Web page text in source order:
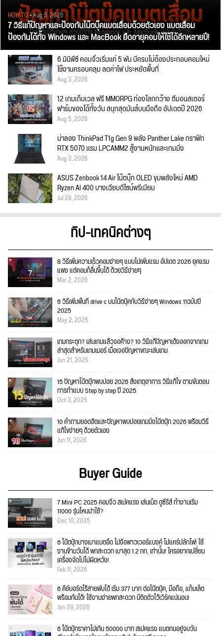
HOW TO• Aug 5, 2026
7 วิธีแก้ปัญหาและป้องกันโน๊ตบุ๊คแบตเสื่อมด้วยตัวเอง แบตเสื่อม
ป้องกันได้ทั้ง Windows และ MacBook ยืดอายุคอมให้ใช้ได้อีกหลายปี!
6 มินิพีซี คอมจิ๋วเริ่มแค่ 5 พัน มีครบไม่ต้องประกอบคอมใหม่
ใช้งานครอบคลุม ลดค่าไฟ ประหยัดพื้นที่
Aug 3, 2026
12 เกมเก็บเวล ฟรี MMORPG ท่องโลกกว้าง ตีมอนสเตอร์
ฟาร์มของได้ทั้งวัน สนุกสุดมันส์บนมือถือ อัปเดตปี 2026
Aug 5, 2026
น่าลอง ThinkPad T1g Gen 9 พลัง Panther Lake กราฟิก
RTX 5070 แรม LPCAMM2 สู้งานหนักและเกมมิ่ง
Aug 3, 2026
ASUS Zenbook 14 Air โน้ตบุ๊ก OLED ขุมพลังใหม่ AMD
Ryzen AI 400 บางเฉียบดีไซน์พรีเมียม
Jul 29, 2026
ทิป-เทคนิคต่างๆ
8 วิธีเพิ่มความเร็วคอมง่ายๆ แบบไม่เพิ่มแรม อัปเดต 2026 ยุคแรม
แพง แต่คอมก็ลื่นขึ้นได้ ด้วยวิธีง่ายๆ
Mar 2, 2026
6 วิธีเพิ่มพื้นที่ drive c บนโน๊ตบุ๊คกับวิธีง่ายๆ Windows 11ฉบับปี
2025
May 2, 2025
เกมกระตุก? เล่นเกมแล้วจอค้าง? 10 วิธีแก้ปัญหาเด้งออกจากเกม
ล่าสุดสำหรับเกมเมอร์ เมื่อเจอปัญหาขณะเล่นเกม
Jun 21, 2025
15 ปัญหาโน้ตบุ๊กพบบ่อย 2026 สังเกตุอาการ วิธีแก้ไข ตามขั้นตอน
การทำแบบ Step by step ปี 2025
Oct 3, 2025
10 คำถามยอดฮิตและปัญหาพบบ่อยเกมมิ่งโน้ตบุ๊ก 2026 พร้อมวิธี
แก้ไขง่ายๆ ด้วยตัวเอง
Jun 11, 2026
Buyer Guide
7 Mini PC 2025 คอมจิ๋ว สเปคแรง เล่นเน็ต ดูซีรีส์ ทำงานเริ่ม
11000 รุ่นไหนน่าใช้?
Dec 10, 2025
6 โน้ตบุ๊กบางเบาแบตอึด ไม่ง้อพาวเวอร์แบงค์ ไม่แคร์ปลั๊กไฟ! ใช้
งานข้ามวันได้ พกสะดวก เบาสุด 1.2 กก. เท่านั้น! ใครอยากเปลี่ยน
เครื่องจัดไปไม่ผิดหวัง!
Feb 11, 2026
6 คีย์บอร์ดไร้สายพับได้ เริ่ม 377 บาท ต่อโน๊ตบุ๊ค, มือถือ, แท็บเล็ต
พร้อมกันได้! ใช้งานง่ายพกสะดวก มีติดตัวไว้เวิร์คแน่นอน!
Jan 29, 2026
6 โน้ตบุ๊กราคาไม่เกิน 50000 บาท สเปคแรง แบตทนอยู่จบวัน